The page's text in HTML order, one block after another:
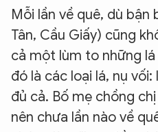
Mỗi lần về quê, dù bận
Tân, Cầu Giấy) cũng
cả một lùm to những
đó là các loại lá, nụ
đủ cả. Bố mẹ chồng
nên chưa lần nào về